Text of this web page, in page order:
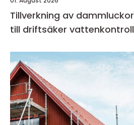
Tillverkning av dammluckor från stålråvara
till driftsäker vattenkontroll